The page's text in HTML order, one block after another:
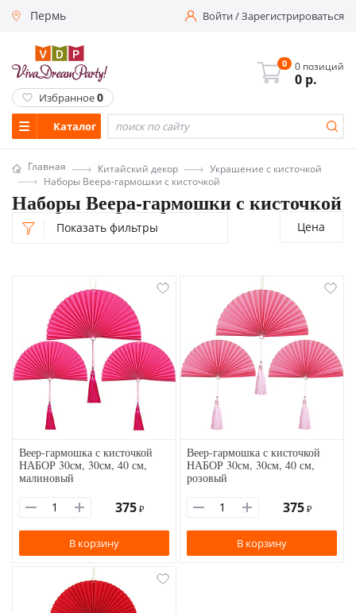
Пермь Войти/Зарегистрироваться
Каталог
0 0 позиций
0 р.
Избранное0
Главная Китайский декор
Украшение с кисточкой
Наборы Веера-гармошки с кисточкой
Наборы Веера-гармошки с кисточкой
Показать фильтры Цена
Веер-гармошка с кисточкой
НАБОР 30см, 30см, 40 см,
малиновый
375 ₽
В корзину
Веер-гармошка с кисточкой
НАБОР 30см, 30см, 40 см,
розовый
375 ₽
В корзину